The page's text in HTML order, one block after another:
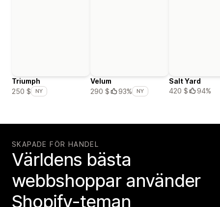
Triumph
250 $
NY
Velum
290 $
93% NY
Salt Yard
420 $
94%
SKAPADE FÖR HANDEL
Världens bästa
webbshoppar använder
Shopify-teman